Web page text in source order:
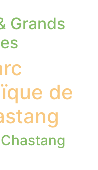
Grands
de